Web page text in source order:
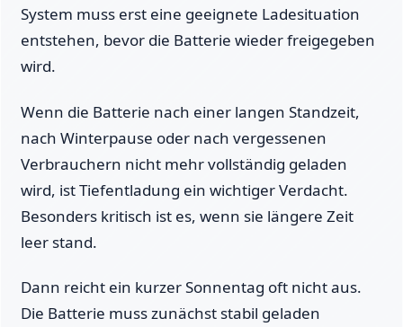
System muss erst eine geeignete Ladesituation
entstehen, bevor die Batterie wieder freigegeben
wird.
Wenn die Batterie nach einer langen Standzeit,
nach Winterpause oder nach vergessenen
Verbrauchern nicht mehr vollständig geladen
wird, ist Tiefentladung ein wichtiger Verdacht.
Besonders kritisch ist es, wenn sie längere Zeit
leer stand.
Dann reicht ein kurzer Sonnentag oft nicht aus.
Die Batterie muss zunächst stabil geladen